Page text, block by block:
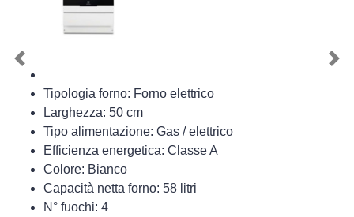
Tipologia forno: Forno elettrico
Larghezza: 50 cm
Tipo alimentazione: Gas / elettrico
Efficienza energetica: Classe A
Colore: Bianco
Capacità netta forno: 58 litri
N° fuochi: 4
Previous